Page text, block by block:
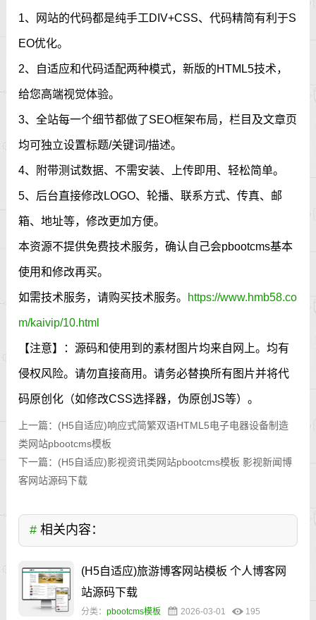
1、网站的代码都是纯手工DIV+CSS、代码精简有利于S
EO优化。
2、自适应和代码适配两种模式，新版的HTML5技术，
给您高端视觉体验。
3、全站每一个细节都做了SEO框架布局，栏目及文章页
均可独立设置标题/关键词/描述。
4、附带测试数据、不需安装、上传即用、轻松简单。
5、后台直接修改LOGO、轮播、联系方式、传真、邮
箱、地址等，修改更加方便。
本资源不提供免费技术服务，确认自己会pbootcms基本
使用和修改再买。
如需技术服务，请购买技术服务。 https://www.hmb58.co
m/kaivip/10.html
【注意】：源码和使用到的素材图片均来自网上。均有
侵权风险。请勿直接商用。请务必替换所有图片并将代
码原创化（如修改CSS选择器，伪原创JS等）。
上一篇： (H5自适应)响应式简繁双语HTML5电子电器设备制造
类网站pbootcms模板
下一篇： (H5自适应)影视资讯类网站pbootcms模板 影视新闻博
客网站源码下载
#相关内容：
(H5自适应)旅游博客网站模板 个人博客网
站源码下载
分类：pbootcms模板 2026-03-01 195